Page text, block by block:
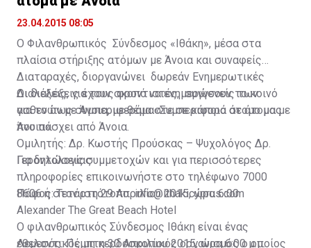
23.04.2015 08:05
Ο Φιλανθρωπικός Σύνδεσμος «Ιθάκη», μέσα στα
πλαίσια στήριξης ατόμων με Άνοια και συναφείς
Διαταραχές, διοργανώνει δωρεάν Ενημερωτικές
Διαλέξεις, για τους φροντιστές, συγγενείς των
ασθενών με Άνοια, με θέμα «Συμπεριφορά σε άτομα με
Άνοια».
Οι διαλέξεις έχουν σκοπό να ενημερώσουν το κοινό
για το πως συμπεριφερόμαστε σε κάποιο άτομο μας
που πάσχει από Άνοια.
Για δηλώσεις συμμετοχών και για περισσότερες
πληροφορίες επικοινωνήστε στο τηλέφωνο 7000
8606 ή στον ιστότοπο info@ithakicyprus.com
Ο φιλανθρωπικός Σύνδεσμος Ιθάκη είναι ένας
εθελοντικός μη κερδοσκοπικός οργανισμός ο οποίος
Ομιλητής: Δρ. Κωστής Προύσκας – Ψυχολόγος Δρ.
Γεροντολογίας
Πάφος: Τετάρτη 29 Απριλίου 2015, ώρα 6:00
Αlexander The Great Beach Hotel
Λεμεσός: Πέμπτη 30 Απριλίου 2015, ώρα 6:00 μ.μ.